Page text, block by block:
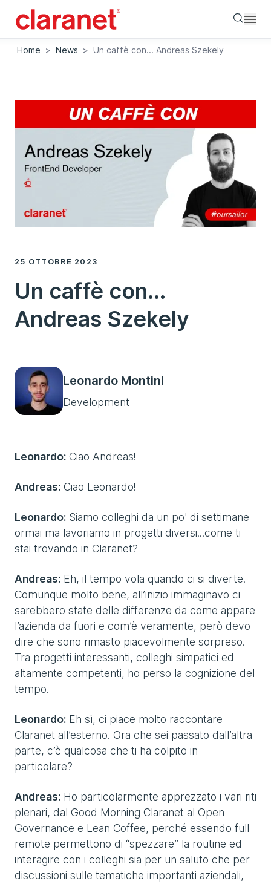
Home > News > Un caffè con... Andreas Szekely
25 OTTOBRE 2023
Un caffè con...
Andreas Szekely
Leonardo Montini
Development
Leonardo: Ciao Andreas!
Andreas: Ciao Leonardo!
Leonardo: Siamo colleghi da un po' di settimane
ormai ma lavoriamo in progetti diversi...come ti
stai trovando in Claranet?
Andreas: Eh, il tempo vola quando ci si diverte!
Comunque molto bene, all’inizio immaginavo ci
sarebbero state delle differenze da come appare
l’azienda da fuori e com’è veramente, però devo
dire che sono rimasto piacevolmente sorpreso.
Tra progetti interessanti, colleghi simpatici ed
altamente competenti, ho perso la cognizione del
tempo.
Leonardo: Eh sì, ci piace molto raccontare
Claranet all’esterno. Ora che sei passato dall’altra
parte, c’è qualcosa che ti ha colpito in
particolare?
Andreas: Ho particolarmente apprezzato i vari riti
plenari, dal Good Morning Claranet al Open
Governance e Lean Coffee, perché essendo full
remote permettono di “spezzare” la routine ed
interagire con i colleghi sia per un saluto che per
discussioni sulle tematiche importanti aziendali,